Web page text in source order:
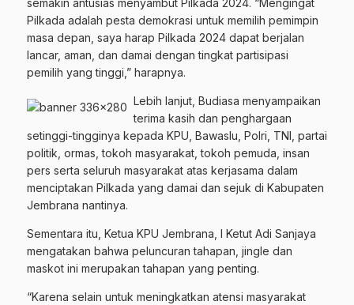
semakin antusias menyambut Pilkada 2024. “Mengingat
Pilkada adalah pesta demokrasi untuk memilih pemimpin
masa depan, saya harap Pilkada 2024 dapat berjalan
lancar, aman, dan damai dengan tingkat partisipasi
pemilih yang tinggi,” harapnya.
Lebih lanjut, Budiasa menyampaikan
terima kasih dan penghargaan
setinggi-tingginya kepada KPU, Bawaslu, Polri, TNI, partai
politik, ormas, tokoh masyarakat, tokoh pemuda, insan
pers serta seluruh masyarakat atas kerjasama dalam
menciptakan Pilkada yang damai dan sejuk di Kabupaten
Jembrana nantinya.
Sementara itu, Ketua KPU Jembrana, I Ketut Adi Sanjaya
mengatakan bahwa peluncuran tahapan, jingle dan
maskot ini merupakan tahapan yang penting.
“Karena selain untuk meningkatkan atensi masyarakat